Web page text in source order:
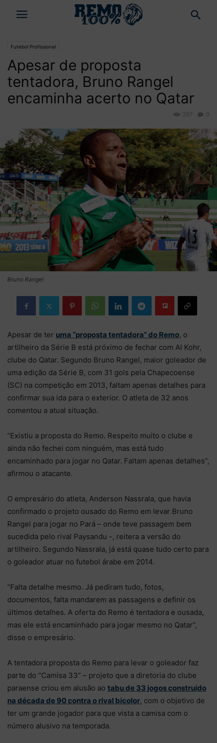
Futebol Profissional
Apesar de proposta
tentadora, Bruno Rangel
encaminha acerto no Qatar
0
267
Bruno Rangel
Apesar de ter uma “proposta tentadora” do Remo, o
artilheiro da Série B está próximo de fechar com Al Kohr,
clube do Qatar. Segundo Bruno Rangel, maior goleador de
uma edição da Série B, com 31 gols pela Chapecoense
(SC) na competição em 2013, faltam apenas detalhes para
confirmar sua ida para o exterior. O atleta de 32 anos
comentou a atual situação.
“Existiu a proposta do Remo. Respeito muito o clube e
ainda não fechei com ninguém, mas está tudo
encaminhado para jogar no Qatar. Faltam apenas detalhes”,
afirmou o atacante.
O empresário do atleta, Anderson Nassrala, que havia
confirmado o projeto ousado do Remo em levar Bruno
Rangel para jogar no Pará – onde teve passagem bem
sucedida pelo rival Paysandu -, reitera a versão do
artilheiro. Segundo Nassrala, já está quase tudo certo para
o goleador atuar no futebol árabe em 2014.
“Falta detalhe mesmo. Já pediram tudo, fotos,
documentos, falta mandarem as passagens e definir os
últimos detalhes. A oferta do Remo é tentadora e ousada,
mas ele está encaminhado para jogar mesmo no Qatar”,
disse o empresário.
A tentadora proposta do Remo para levar o goleador faz
parte do “Camisa 33” – projeto que a diretoria do clube
paraense criou em alusão ao tabu de 33 jogos construído
na década de 90 contra o rival bicolor, com o objetivo de
ter um grande jogador para que vista a camisa com o
número alusivo na temporada.